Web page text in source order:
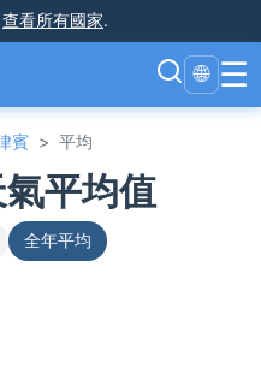
查看所有國家.
🌐 ☰
賓 > 平均
平均值
全年平均